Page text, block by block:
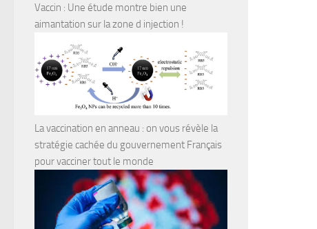
Vaccin : Une étude montre bien une
aimantation sur la zone d injection !
La vaccination en anneau : on vous révèle la
stratégie cachée du gouvernement Français
pour vacciner tout le monde